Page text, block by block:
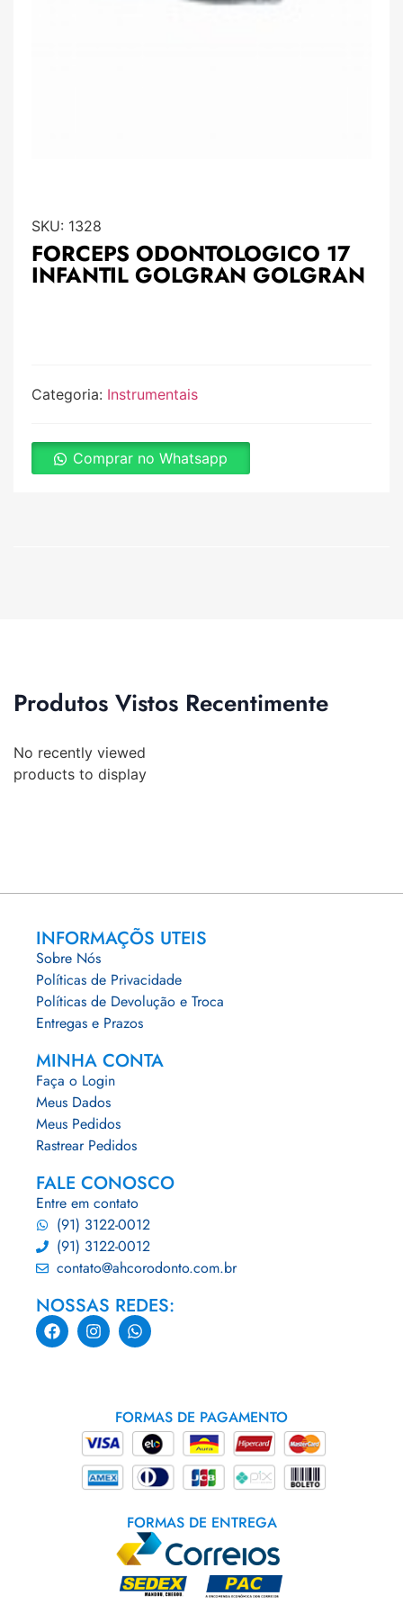
SKU: 1328
FORCEPS ODONTOLOGICO 17
INFANTIL GOLGRAN GOLGRAN
Categoria: Instrumentais
Comprar no Whatsapp
Produtos Vistos Recentimente
No recently viewed
products to display
INFORMAÇÕS UTEIS
Sobre Nós
Políticas de Privacidade
Políticas de Devolução e Troca
Entregas e Prazos
MINHA CONTA
Faça o Login
Meus Dados
Meus Pedidos
Rastrear Pedidos
FALE CONOSCO
Entre em contato
(91) 3122-0012
(91) 3122-0012
contato@ahcorodonto.com.br
NOSSAS REDES:
FORMAS DE PAGAMENTO
FORMAS DE ENTREGA